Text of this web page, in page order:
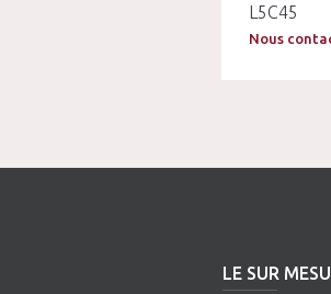
L5C45
Nous
LE SUR